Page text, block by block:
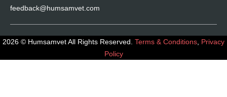
feedback@humsamvet.com
2026 © Humsamvet All Rights Reserved. Terms & Conditions Privacy
Policy